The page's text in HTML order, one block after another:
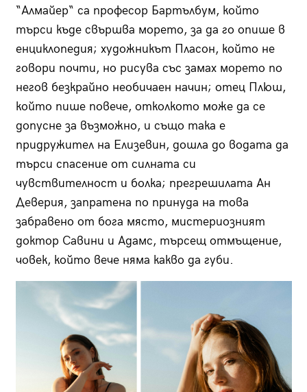
“Aлмайер“ са професор Бартълбум, който
търси къде свършва морето, за да го опише в
енциклопедия; художникът Пласон, който не
говори почти, но рисува със замах морето по
негов безкрайно необичаен начин; отец Плюш,
който пише повече, отколкото може да се
допусне за възможно, и също така е
придружител на Елизевин, дошла до водата да
търси спасение от силната си
чувствителност и болка; прегрешилата Ан
Деверия, запратена по принуда на това
забравено от бога място, мистериозният
доктор Савини и Адамс, търсещ отмъщение,
човек, който вече няма какво да губи.